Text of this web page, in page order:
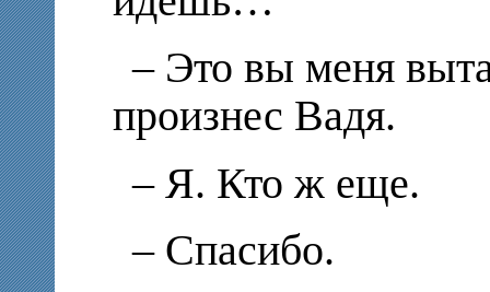
– Это вы меня
произнес Вадя.
– Я. Кто ж еще.
– Спасибо.